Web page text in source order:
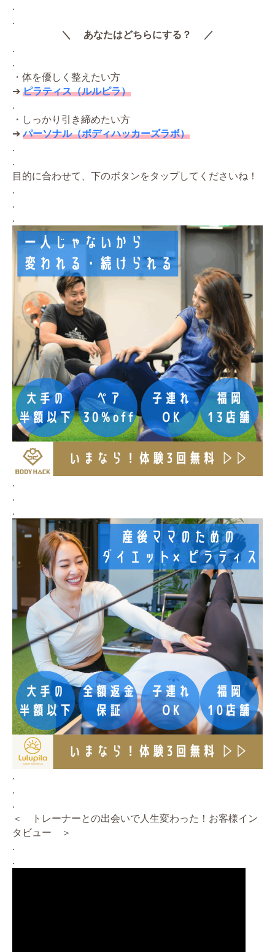
.
.
＼ あなたはどちらにする？ ／
.
.
・体を優しく整えたい方
➔ ピラティス（ルルピラ）
.
・しっかり引き締めたい方
➔パーソナル（ボディハッカーズラボ）
.
.
目的に合わせて、下のボタンをタップしてくださいね！
.
.
.
.
.
.
.
.
.
＜ トレーナーとの出会いで人生変わった！お客様イン
タビュー ＞
.
.